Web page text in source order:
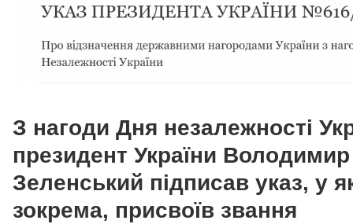
З нагоди Дня незалежності
президент України Володимир
Зеленський підписав указ, у
зокрема, присвоїв звання